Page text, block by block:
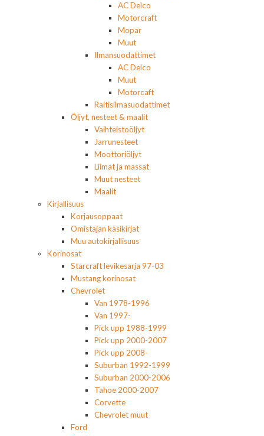
AC Delco
Motorcraft
Mopar
Muut
Ilmansuodattimet
AC Delco
Muut
Motorcaft
Raitisilmasuodattimet
Öljyt, nesteet & maalit
Vaihteistoöljyt
Jarrunesteet
Moottoriöljyt
Liimat ja massat
Muut nesteet
Maalit
Kirjallisuus
Korjausoppaat
Omistajan käsikirjat
Muu autokirjallisuus
Korinosat
Starcraft levikesarja 97-03
Mustang korinosat
Chevrolet
Van 1978-1996
Van 1997-
Pick upp 1988-1999
Pick upp 2000-2007
Pick upp 2008-
Suburban 1992-1999
Suburban 2000-2006
Tahoe 2000-2007
Corvette
Chevrolet muut
Ford